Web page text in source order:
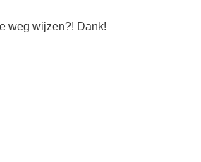
weg wijzen?! Dank!